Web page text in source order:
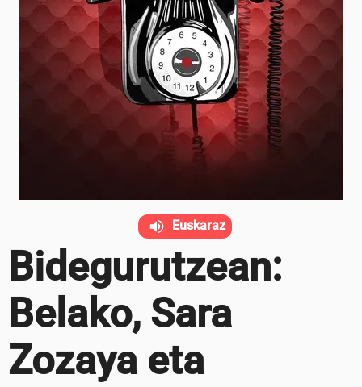
Bidegurutzean:
Belako, Sara
Zozaya eta
Euskaraz